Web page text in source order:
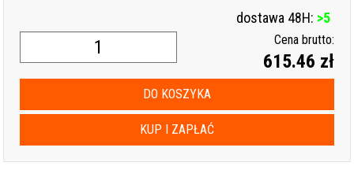
dostawa 48H: >5
Cena brutto:
615.46 zł
DO KOSZYKA
KUP I ZAPŁAĆ